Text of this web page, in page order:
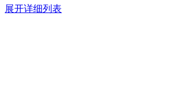
展开详细列表